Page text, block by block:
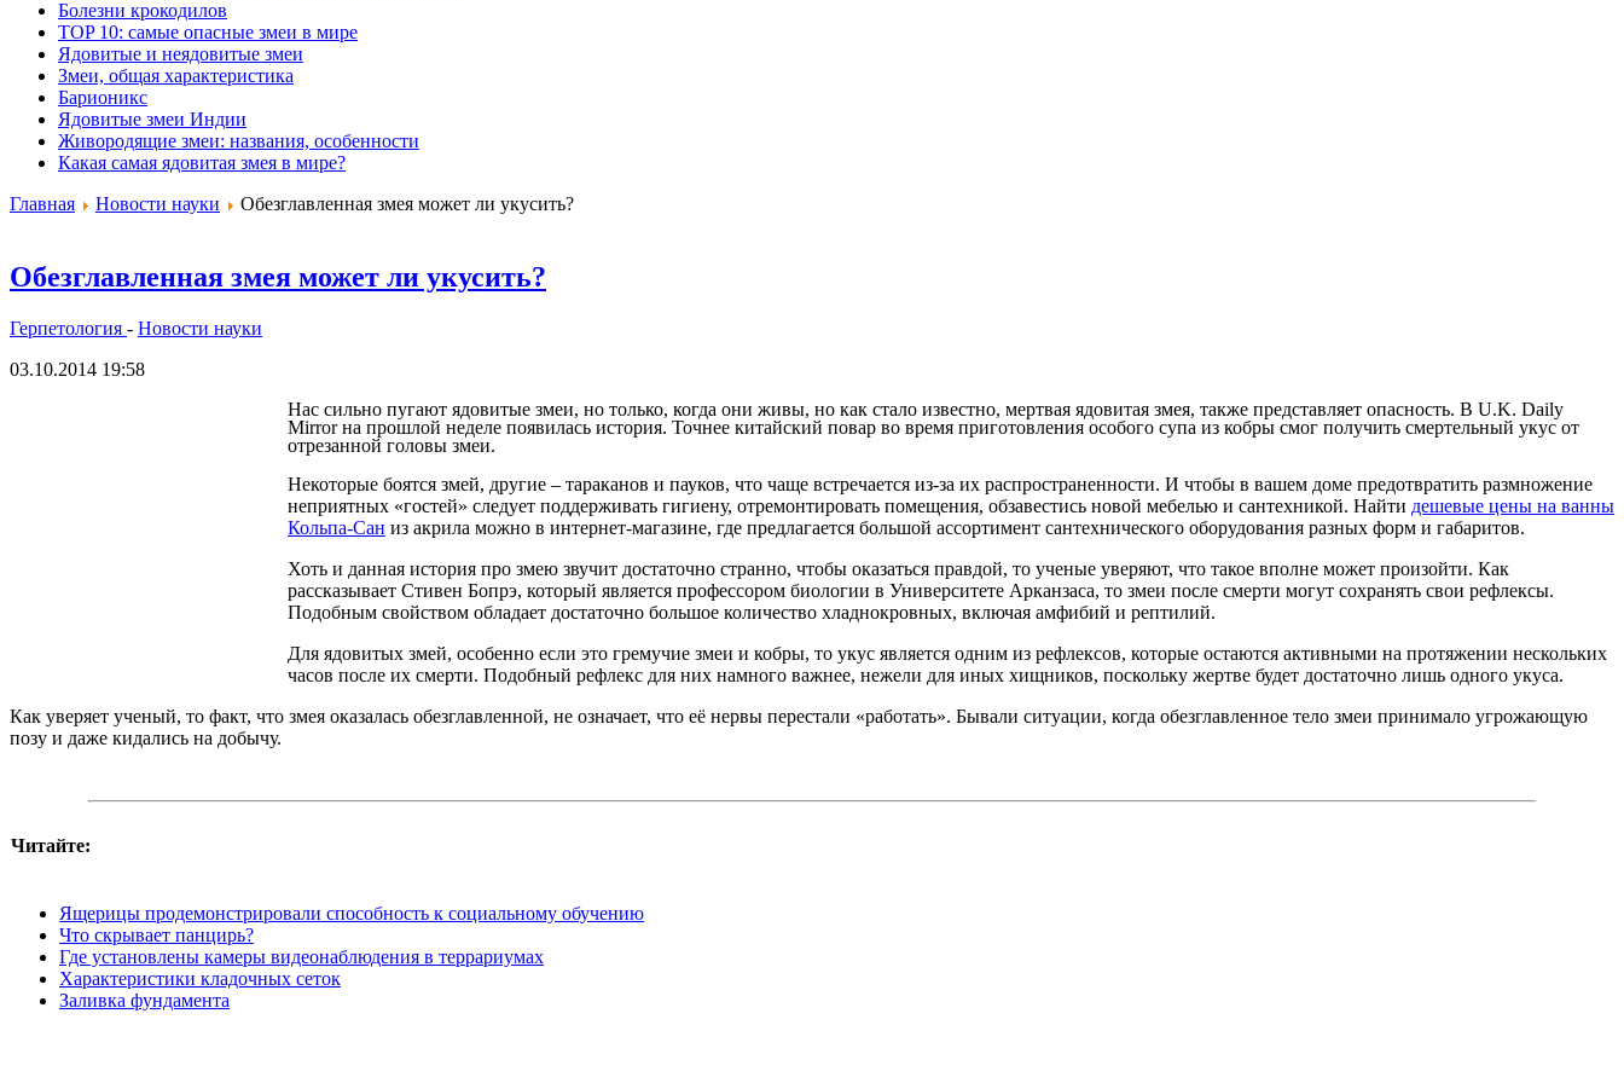
Болезни крокодилов
TOP 10: самые опасные змеи в мире
Ядовитые и неядовитые змеи
Змеи, общая характеристика
Барионикс
Ядовитые змеи Индии
Живородящие змеи: названия, особенности
Какая самая ядовитая змея в мире?
Главная
Новости науки Обезглавленная змея может ли укусить?
Обезглавленная змея может ли укусить?
Герпетология - Новости науки
03.10.2014 19:58
Нас сильно пугают ядовитые змеи, но только, когда они живы, но как стало известно, мертвая ядовитая змея, также представляет опасность. В U.K. Daily
Mirror на прошлой неделе появилась история. Точнее китайский повар во время приготовления особого супа из кобры смог получить смертельный укус от
отрезанной головы змеи.
Некоторые боятся змей, другие – тараканов и пауков, что чаще встречается из-за их распространенности. И чтобы в вашем доме предотвратить размножение
неприятных «гостей» следует поддерживать гигиену, отремонтировать помещения, обзавестись новой мебелью и сантехникой. Найти дешевые цены на ванны
Кольпа-Сан из акрила можно в интернет-магазине, где предлагается большой ассортимент сантехнического оборудования разных форм и габаритов.
Хоть и данная история про змею звучит достаточно странно, чтобы оказаться правдой, то ученые уверяют, что такое вполне может произойти. Как
рассказывает Стивен Бопрэ, который является профессором биологии в Университете Арканзаса, то змеи после смерти могут сохранять свои рефлексы.
Подобным свойством обладает достаточно большое количество хладнокровных, включая амфибий и рептилий.
Для ядовитых змей, особенно если это гремучие змеи и кобры, то укус является одним из рефлексов, которые остаются активными на протяжении нескольких
часов после их смерти. Подобный рефлекс для них намного важнее, нежели для иных хищников, поскольку жертве будет достаточно лишь одного укуса.
Как уверяет ученый, то факт, что змея оказалась обезглавленной, не означает, что её нервы перестали «работать». Бывали ситуации, когда обезглавленное тело змеи принимало угрожающую
позу и даже кидались на добычу.
Читайте:
Ящерицы продемонстрировали способность к социальному обучению
Что скрывает панцирь?
Где установлены камеры видеонаблюдения в террариумах
Характеристики кладочных сеток
Заливка фундамента